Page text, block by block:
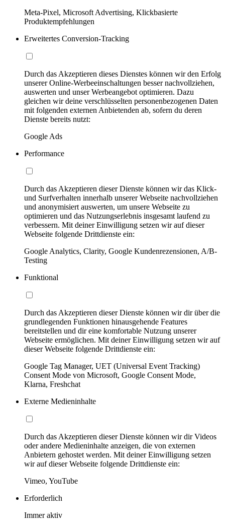
Meta-Pixel, Microsoft Advertising, Klickbasierte
Produktempfehlungen
Erweitertes Conversion-Tracking
Durch das Akzeptieren dieses Dienstes können wir den Erfolg
unserer Online-Werbeeinschaltungen besser nachvollziehen,
auswerten und unser Werbeangebot optimieren. Dazu
gleichen wir deine verschlüsselten personenbezogenen Daten
mit folgenden externen Anbietenden ab, sofern du deren
Dienste bereits nutzt:
Google Ads
Performance
Durch das Akzeptieren dieser Dienste können wir das Klick-
und Surfverhalten innerhalb unserer Webseite nachvollziehen
und anonymisiert auswerten, um unsere Webseite zu
optimieren und das Nutzungserlebnis insgesamt laufend zu
verbessern. Mit deiner Einwilligung setzen wir auf dieser
Webseite folgende Drittdienste ein:
Google Analytics, Clarity, Google Kundenrezensionen, A/B-
Testing
Funktional
Durch das Akzeptieren dieser Dienste können wir dir über die
grundlegenden Funktionen hinausgehende Features
bereitstellen und dir eine komfortable Nutzung unserer
Webseite ermöglichen. Mit deiner Einwilligung setzen wir auf
dieser Webseite folgende Drittdienste ein:
Google Tag Manager, UET (Universal Event Tracking)
Consent Mode von Microsoft, Google Consent Mode,
Klarna, Freshchat
Externe Medieninhalte
Durch das Akzeptieren dieser Dienste können wir dir Videos
oder andere Medieninhalte anzeigen, die von externen
Anbietern gehostet werden. Mit deiner Einwilligung setzen
wir auf dieser Webseite folgende Drittdienste ein:
Vimeo, YouTube
Erforderlich
Immer aktiv